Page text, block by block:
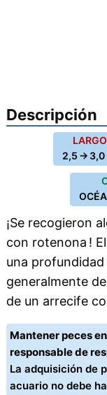
Descripción
2,5 → 3,0
¡Se recogieron
con rotenona !
una
generalmente
de un arrecife
Mantener peces
responsable de
La adquisición de
acuario no debe